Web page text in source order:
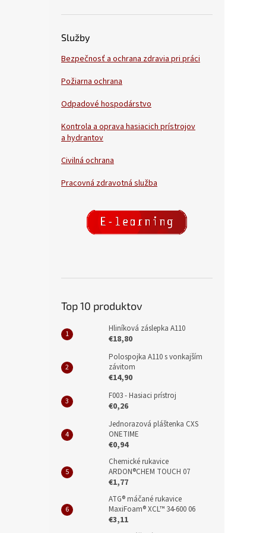
Služby
Bezpečnosť a ochrana zdravia pri práci
Požiarna ochrana
Odpadové hospodárstvo
Kontrola a oprava hasiacich prístrojov
a hydrantov
Civilná ochrana
Pracovná zdravotná služba
Top 10 produktov
Hliníková záslepka A110
€18,80
Polospojka A110 s vonkajším
závitom
€14,90
F003 - Hasiaci prístroj
€0,26
Jednorazová pláštenka CXS
ONETIME
€0,94
Chemické rukavice
ARDON®CHEM TOUCH 07
€1,77
ATG® máčané rukavice
MaxiFoam® XCL™ 34-600 06
€3,11